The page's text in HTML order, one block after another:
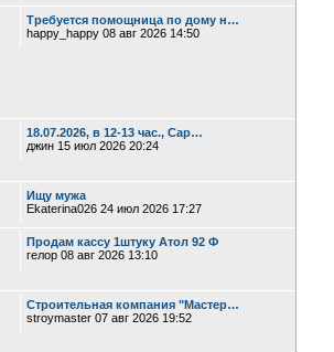
Требуется помощница по дому н…
happy_happy 08 авг 2026 14:50
18.07.2026, в 12-13 час., Сар…
джин 15 июл 2026 20:24
Ищу мужа
Ekaterina026 24 июл 2026 17:27
Продам кассу 1штуку Атол 92 Ф
гелор 08 авг 2026 13:10
Строительная компания "Мастер…
stroymaster 07 авг 2026 19:52